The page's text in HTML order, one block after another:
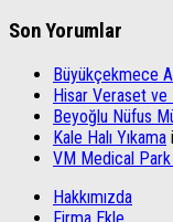
Son Yorumlar
Büyükçekmece
Hisar Veraset
Beyoğlu Nüfus
Kale Halı Yıkama
VM Medical
Hakkımızda